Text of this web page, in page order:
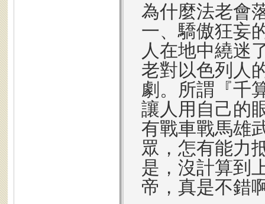
為什麼法老會
一、驕傲狂妄
人在地中繞迷
老對以色列人
劇。所謂『千
讓人用自己的
有戰車戰馬雄
眾，怎有能力
是，沒計算到
帝，真是不錯